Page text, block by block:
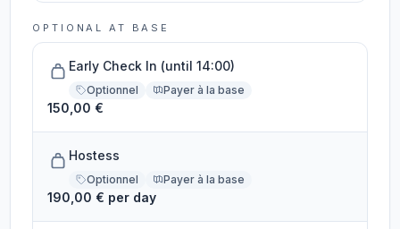
OPTIONAL AT BASE
Early Check In (until 14:00)
Optionnel Payer à la base
150,00 €
Hostess
Optionnel Payer à la base
190,00 € per day